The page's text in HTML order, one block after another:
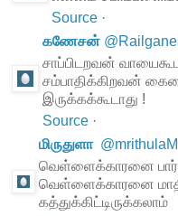
Source ·
கணேசன் @
சாப்பிடறவன் வாயைகூட
சம்பாதிக்கிறவன்
இருக்கக்கூடாது !
Source ·
மிருதுளா @mrithulaM
வெள்ளைக்காரனை
வெள்ளைக்காரனை
கத்துக்கிட்டிருக்கலாம்